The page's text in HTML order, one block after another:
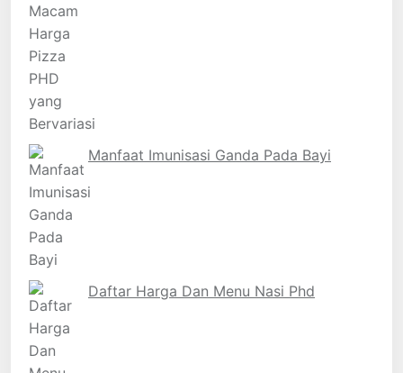
Manfaat Imunisasi Ganda Pada Bayi
Daftar Harga Dan Menu Nasi Phd